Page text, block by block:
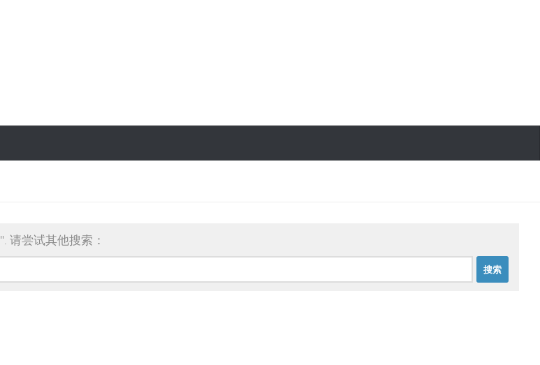
". 请尝试其他搜索：